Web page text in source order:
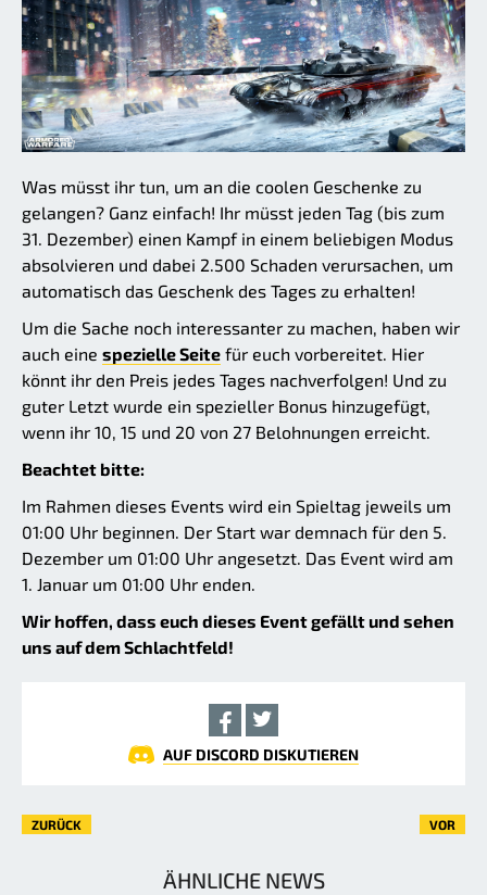
Was müsst ihr tun, um an die coolen Geschenke zu
gelangen? Ganz einfach! Ihr müsst jeden Tag (bis zum
31. Dezember) einen Kampf in einem beliebigen Modus
absolvieren und dabei 2.500 Schaden verursachen, um
automatisch das Geschenk des Tages zu erhalten!
Um die Sache noch interessanter zu machen, haben wir
auch eine spezielle Seite für euch vorbereitet. Hier
könnt ihr den Preis jedes Tages nachverfolgen! Und zu
guter Letzt wurde ein spezieller Bonus hinzugefügt,
wenn ihr 10, 15 und 20 von 27 Belohnungen erreicht.
Beachtet bitte:
Im Rahmen dieses Events wird ein Spieltag jeweils um
01:00 Uhr beginnen. Der Start war demnach für den 5.
Dezember um 01:00 Uhr angesetzt. Das Event wird am
1. Januar um 01:00 Uhr enden.
Wir hoffen, dass euch dieses Event gefällt und sehen
uns auf dem Schlachtfeld!
AUF DISCORD DISKUTIEREN
ZURÜCK VOR
ÄHNLICHE NEWS